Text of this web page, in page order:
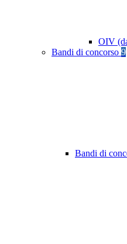
OIV
Bandi di concorso 9
Bandi di